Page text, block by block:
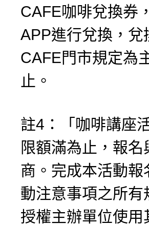
CAFE咖啡兌換券
APP進行兌換，兌
CAFE門市規定為
止。
註4：「咖啡講座
限額滿為止，報
商。完成本活動
動注意事項之所
授權主辦單位使